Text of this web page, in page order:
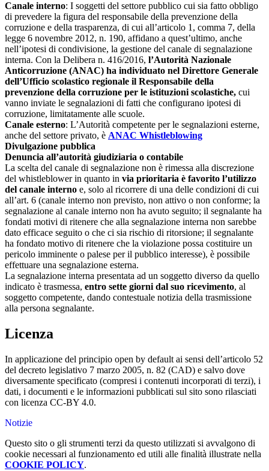
Canale interno: I soggetti del settore pubblico cui sia fatto obbligo
di prevedere la figura del responsabile della prevenzione della
corruzione e della trasparenza, di cui all’articolo 1, comma 7, della
legge 6 novembre 2012, n. 190, affidano a quest’ultimo, anche
nell’ipotesi di condivisione, la gestione del canale di segnalazione
interna. Con la Delibera n. 416/2016, l’Autorità Nazionale
Anticorruzione (ANAC) ha individuato nel Direttore Generale
dell’Ufficio scolastico regionale il Responsabile della
prevenzione della corruzione per le istituzioni scolastiche, cui
vanno inviate le segnalazioni di fatti che configurano ipotesi di
corruzione, limitatamente alle scuole.
Canale esterno: L’Autorità competente per le segnalazioni esterne,
anche del settore privato, è ANAC Whistleblowing
Divulgazione pubblica
Denuncia all’autorità giudiziaria o contabile
La scelta del canale di segnalazione non è rimessa alla discrezione
del whistleblower in quanto in via prioritaria è favorito l’utilizzo
del canale interno e, solo al ricorrere di una delle condizioni di cui
all’art. 6 (canale interno non previsto, non attivo o non conforme; la
segnalazione al canale interno non ha avuto seguito; il segnalante ha
fondati motivi di ritenere che alla segnalazione interna non sarebbe
dato efficace seguito o che ci sia rischio di ritorsione; il segnalante
ha fondato motivo di ritenere che la violazione possa costituire un
pericolo imminente o palese per il pubblico interesse), è possibile
effettuare una segnalazione esterna.
La segnalazione interna presentata ad un soggetto diverso da quello
indicato è trasmessa, entro sette giorni dal suo ricevimento, al
soggetto competente, dando contestuale notizia della trasmissione
alla persona segnalante.
Licenza
In applicazione del principio open by default ai sensi dell’articolo 52
del decreto legislativo 7 marzo 2005, n. 82 (CAD) e salvo dove
diversamente specificato (compresi i contenuti incorporati di terzi), i
dati, i documenti e le informazioni pubblicati sul sito sono rilasciati
con licenza CC-BY 4.0.
Notizie
Questo sito o gli strumenti terzi da questo utilizzati si avvalgono di
cookie necessari al funzionamento ed utili alle finalità illustrate nella
COOKIE POLICY.